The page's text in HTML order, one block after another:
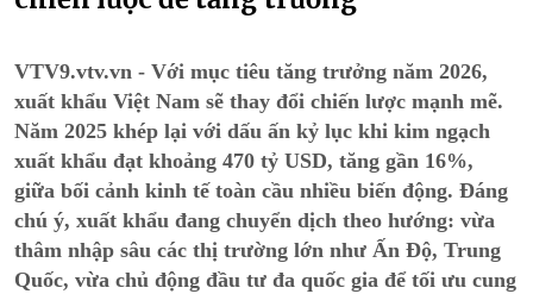
VTV9.vtv.vn - Với mục tiêu tăng trưởng năm 2026,
xuất khẩu Việt Nam sẽ thay đổi chiến lược mạnh mẽ.
Năm 2025 khép lại với dấu ấn kỷ lục khi kim ngạch
xuất khẩu đạt khoảng 470 tỷ USD, tăng gần 16%,
giữa bối cảnh kinh tế toàn cầu nhiều biến động. Đáng
chú ý, xuất khẩu đang chuyển dịch theo hướng: vừa
thâm nhập sâu các thị trường lớn như Ấn Độ, Trung
Quốc, vừa chủ động đầu tư đa quốc gia để tối ưu cung